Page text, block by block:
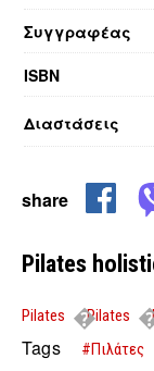
Διαστάσεις
Συγγραφέας
ISBN
share
Pilates
Pilates Pilates
Tags #Πιλάτες